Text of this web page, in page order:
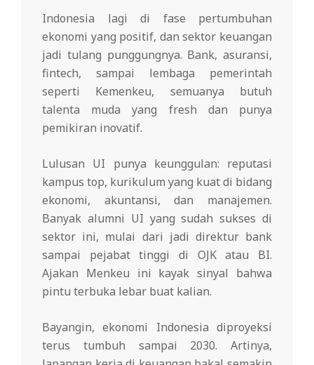
Indonesia lagi di fase pertumbuhan
ekonomi yang positif, dan sektor keuangan
jadi tulang punggungnya. Bank, asuransi,
fintech, sampai lembaga pemerintah
seperti Kemenkeu, semuanya butuh
talenta muda yang fresh dan punya
pemikiran inovatif.
Lulusan UI punya keunggulan: reputasi
kampus top, kurikulum yang kuat di bidang
ekonomi, akuntansi, dan manajemen.
Banyak alumni UI yang sudah sukses di
sektor ini, mulai dari jadi direktur bank
sampai pejabat tinggi di OJK atau BI.
Ajakan Menkeu ini kayak sinyal bahwa
pintu terbuka lebar buat kalian.
Bayangin, ekonomi Indonesia diproyeksi
terus tumbuh sampai 2030. Artinya,